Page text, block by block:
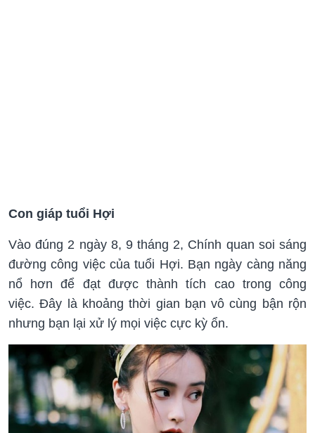
Con giáp tuổi Hợi
Vào đúng 2 ngày 8, 9 tháng 2, Chính quan soi sáng
đường công việc của tuổi Hợi. Bạn ngày càng năng
nổ hơn để đạt được thành tích cao trong công
việc. Đây là khoảng thời gian bạn vô cùng bận rộn
nhưng bạn lại xử lý mọi việc cực kỳ ổn.